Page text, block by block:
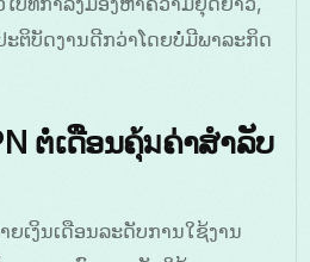
ຕິບັດງານດີກວ່າໂດຍບໍ່ມີພາລະກິດ
ຕໍ່ເດືອນຄุ้มຄ່າສຳລັບ
ເງິນເດືອນລະດັບການໃຊ້ງານ